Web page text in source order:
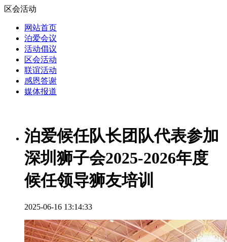
区会活动
网站首页
泊爱会议
活动倡议
区会活动
联谊活动
感恩答谢
媒体报道
泊爱候任队长团队代表参加
深圳狮子会2025-2026年度
候任领导狮友培训
2025-06-16 13:14:33